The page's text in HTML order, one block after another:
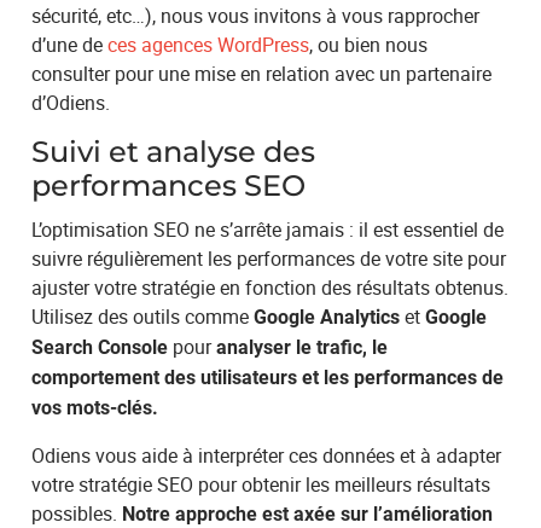
sécurité, etc…), nous vous invitons à vous rapprocher
d’une deces agences WordPress, ou bien nous
consulter pour une mise en relation avec un partenaire
d’Odiens.
Suivi et analyse des
performances SEO
L’optimisation SEO ne s’arrête jamais : il est essentiel de
suivre régulièrement les performances de votre site pour
ajuster votre stratégie en fonction des résultats obtenus.
Utilisez des outils comme Google Analytics etGoogle
Search Console pouranalyser le trafic, le
comportement des utilisateurs et les performances de
vos mots-clés.
Odiens vous aide à interpréter ces données et à adapter
votre stratégie SEO pour obtenir les meilleurs résultats
possibles. Notre approche est axée sur l’amélioration